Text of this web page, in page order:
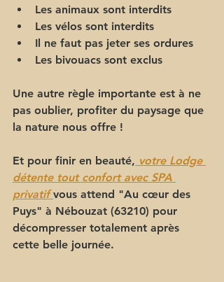
Les animaux sont interdits
Les vélos sont interdits
Il ne faut pas jeter ses ordures
Les bivouacs sont exclus
Une autre règle importante est à ne
pas oublier, profiter du paysage que
la nature nous offre !
Et pour finir en beauté, votre Lodge
détente tout confort avec SPA
privatif vous attend "Au cœur des
Puys" à Nébouzat (63210) pour
décompresser totalement après
cette belle journée.